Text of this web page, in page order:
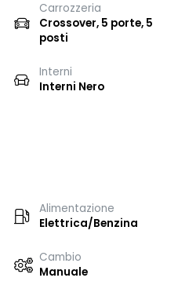
Carrozzeria
Crossover, 5 porte, 5
posti
Interni
Interni Nero
Alimentazione
Elettrica/Benzina
Cambio
Manuale